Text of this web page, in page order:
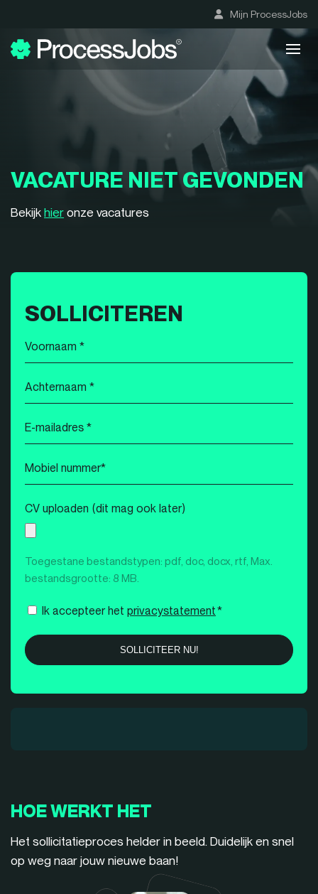
Mijn ProcessJobs
VACATURE NIET GEVONDEN
Bekijk hier onze vacatures
SOLLICITEREN
Voornaam
*
Achternaam
*
E-
mailadres
*
Mobiel
nummer
*
CV uploaden (dit mag ook later)
Toegestane bestandstypen: pdf, doc, docx, rtf, Max.
bestandsgrootte: 8 MB.
Instemming
Ik accepteer het privacystatement*
HOE WERKT HET
Het sollicitatieproces helder in beeld. Duidelijk en snel
op weg naar jouw nieuwe baan!